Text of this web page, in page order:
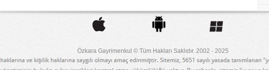
Özkara Gayrimenkul © Tüm Hakları Saklıdır. 2002 - 2025